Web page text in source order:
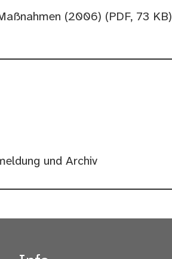
(2006) (PDF, 73 KB)
und Archiv